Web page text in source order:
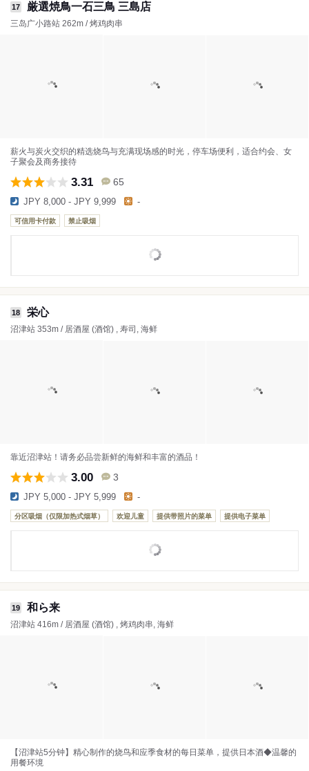
17 厳選焼鳥一石三鳥 三島店
三岛广小路站 262m / 烤鸡肉串
薪火与炭火交织的精选烧鸟与充满现场感的时光，停车场便利，适合约会、女
子聚会及商务接待
3.31 65
JPY 8,000 - JPY 9,999 -
可信用卡付款 禁止吸烟
18 栄心
沼津站 353m / 居酒屋 (酒馆) , 寿司, 海鲜
靠近沼津站！请务必品尝新鲜的海鲜和丰富的酒品！
3.00 3
JPY 5,000 - JPY 5,999 -
分区吸烟（仅限加热式烟草） 欢迎儿童 提供带照片的菜单 提供电子菜单
19 和ら来
沼津站 416m / 居酒屋 (酒馆) , 烤鸡肉串, 海鲜
【沼津站5分钟】精心制作的烧鸟和应季食材的每日菜单，提供日本酒◆温馨的
用餐环境